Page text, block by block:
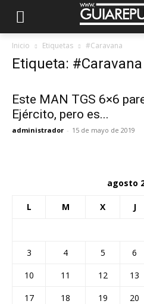
Inicio Etiquetas #Caravana
Etiqueta: #Caravana
Este MAN TGS 6×6
Ejército, pero es...
administrador - 15 de mayo de 2019
agosto
L M X J
3
4 5 6
10
11 12 13
17
18 19 20